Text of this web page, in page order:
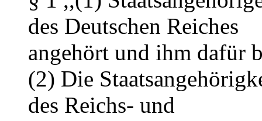
des Deutschen Reiches
angehört und ihm dafür
(2) Die
des Reichs- und